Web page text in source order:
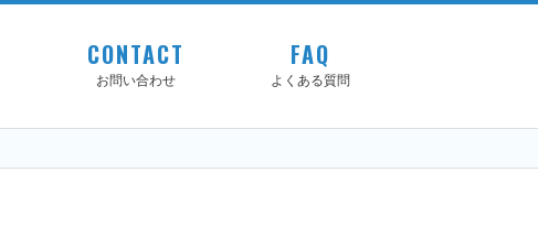
CONTACT
お問い合わせ
FAQ
よくある質問